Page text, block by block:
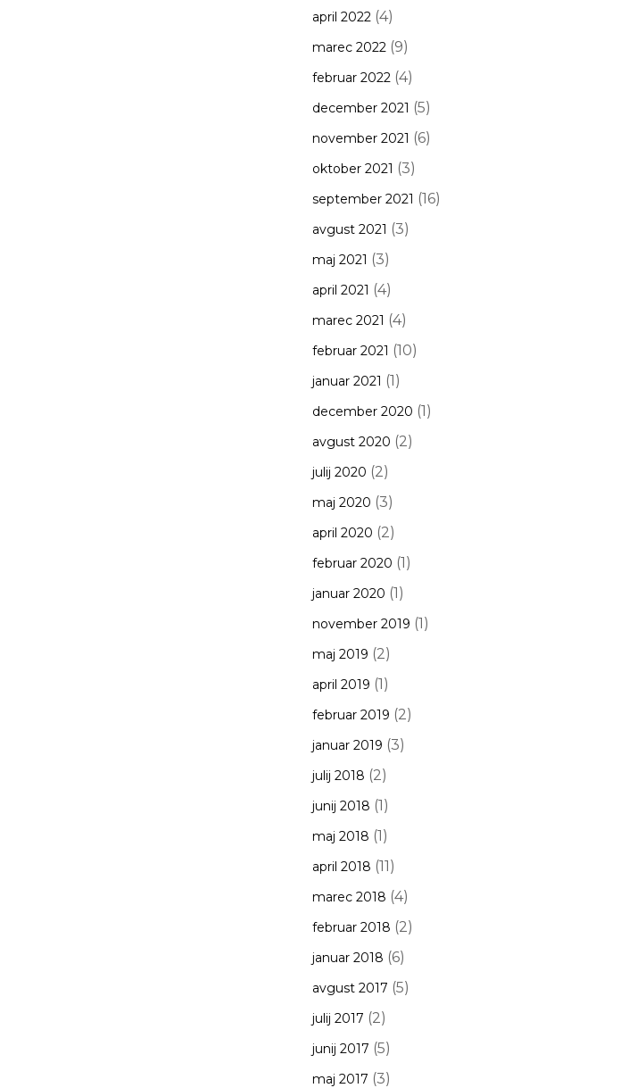
april 2022(4)
marec 2022(9)
februar 2022(4)
december 2021 (5)
november 2021 (6)
oktober 2021 (3)
september 2021 (16)
avgust 2021 (3)
maj 2021 (3)
april 2021 (4)
marec 2021 (4)
februar 2021 (10)
januar 2021 (1)
december 2020 (1)
avgust 2020 (2)
julij 2020 (2)
maj 2020 (3)
april 2020 (2)
februar 2020 (1)
januar 2020 (1)
november 2019 (1)
maj 2019 (2)
april 2019 (1)
februar 2019 (2)
januar 2019 (3)
julij 2018 (2)
junij 2018 (1)
maj 2018 (1)
april 2018 (11)
marec 2018 (4)
februar 2018 (2)
januar 2018 (6)
avgust 2017 (5)
julij 2017 (2)
junij 2017 (5)
maj 2017 (3)